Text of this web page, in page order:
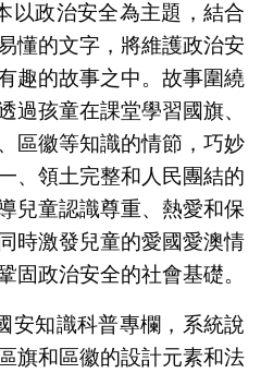
以政治安全為主題，結合
懂的文字，將維護政治安
趣的故事之中。故事圍繞
過孩童在課堂學習國旗、
區徽等知識的情節，巧妙
、領土完整和人民團結的
兒童認識尊重、熱愛和保
時激發兒童的愛國愛澳情
固政治安全的社會基礎。
安知識科普專欄，系統說
旗和區徽的設計元素和法